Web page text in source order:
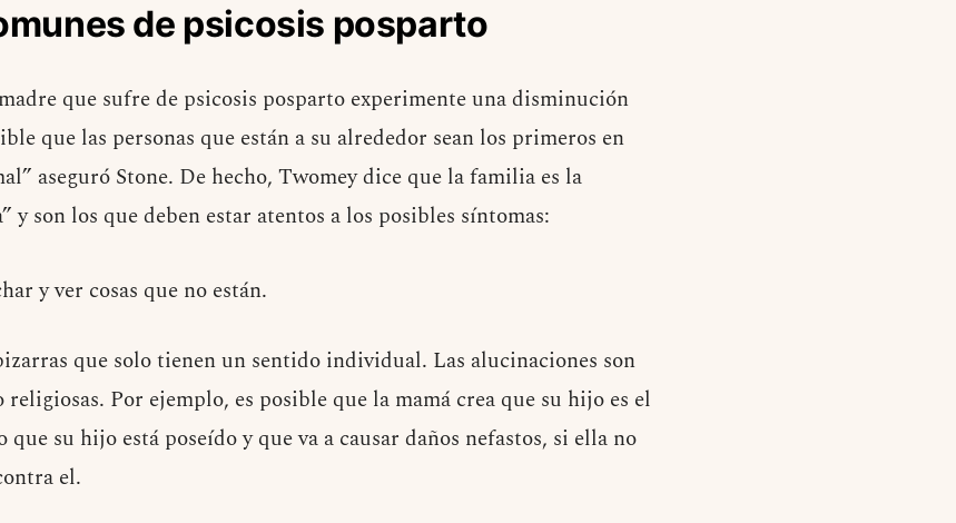
de psicosis posparto
que sufre de psicosis posparto experimente una disminución
que las personas que están a su alrededor sean los primeros en
aseguró Stone. De hecho, Twomey dice que la familia es la
y son los que deben estar atentos a los posibles síntomas:
y ver cosas que no están.
que solo tienen un sentido individual. Las alucinaciones son
Por ejemplo, es posible que la mamá crea que su hijo es el
que su hijo está poseído y que va a causar daños nefastos, si ella no
el.